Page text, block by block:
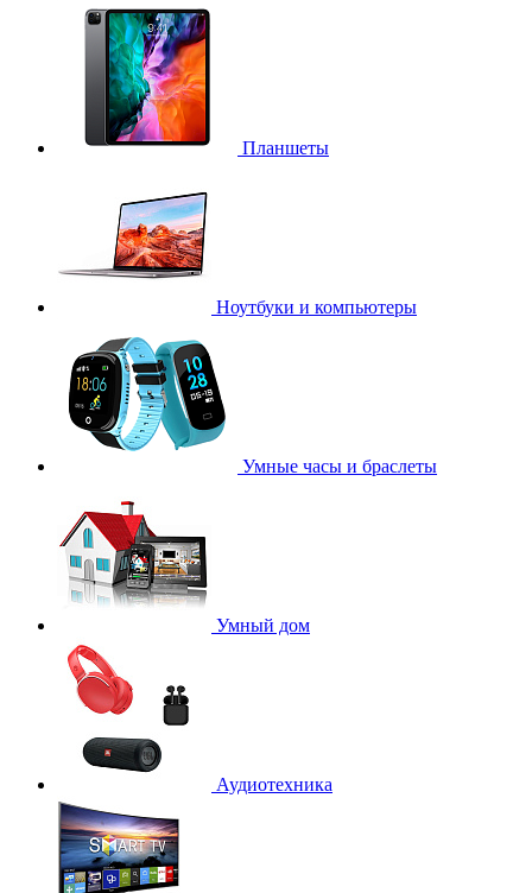
Планшеты
Ноутбуки и компьютеры
Умные часы и браслеты
Умный дом
Аудиотехника